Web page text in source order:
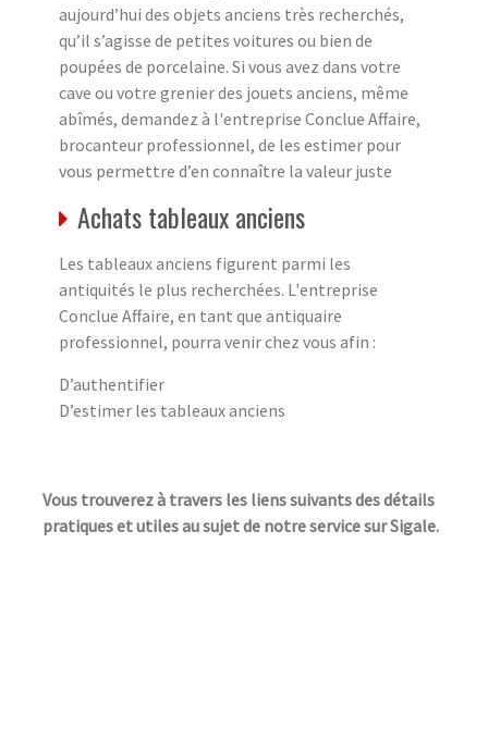
aujourd’hui des objets anciens très recherchés,
qu’il s’agisse de petites voitures ou bien de
poupées de porcelaine. Si vous avez dans votre
cave ou votre grenier des jouets anciens, même
abîmés, demandez à l'entreprise Conclue Affaire,
brocanteur professionnel, de les estimer pour
vous permettre d’en connaître la valeur juste
Achats tableaux anciens
Les tableaux anciens figurent parmi les
antiquités le plus recherchées. L'entreprise
Conclue Affaire, en tant que antiquaire
professionnel, pourra venir chez vous afin :
D’authentifier
D’estimer les tableaux anciens
Vous trouverez à travers les liens suivants des détails
pratiques et utiles au sujet de notre service sur Sigale.